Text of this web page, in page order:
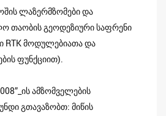
ლაზერმზომები და
თაობის გეოდეზიური საფრენი
RTK მოდულებიათა და
ფუნქციით).
ამზომველების
გთავაზობთ: მიწის